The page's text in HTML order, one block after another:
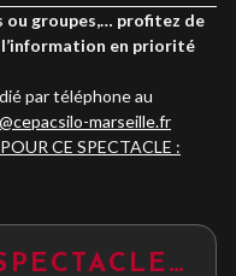
ou groupes,… profitez de
en priorité
par téléphone au
marseille.fr
CE SPECTACLE :